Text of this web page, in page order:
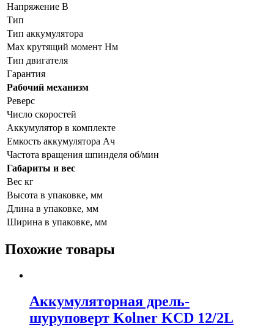
Напряжение В
Тип
Тип аккумулятора
Max крутящий момент Нм
Тип двигателя
Гарантия
Рабочий механизм
Реверс
Число скоростей
Аккумулятор в комплекте
Емкость аккумулятора Ач
Частота вращения шпинделя об/мин
Габариты и вес
Вес кг
Высота в упаковке, мм
Длина в упаковке, мм
Ширина в упаковке, мм
Похожие товары
Аккумуляторная дрель-
шуруповерт Kolner KCD 12/2L